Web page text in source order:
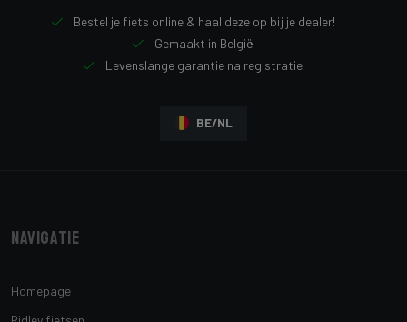
Bestel je fiets online & haal deze op bij je dealer!
Gemaakt in België
Levenslange garantie na registratie
BE/NL
Navigatie
Homepage